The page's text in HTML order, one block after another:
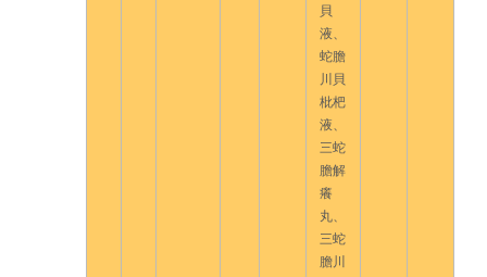
貝
液、
蛇膽
川貝
枇杷
液、
三蛇
膽解
癢
丸、
三蛇
膽川